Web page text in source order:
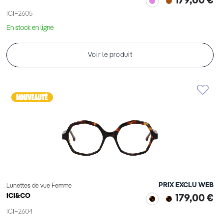
ICIF2605
En stock en ligne
Voir le produit
Lunettes de vue Femme
ICI&CO
ICIF2604
PRIX EXCLU WEB
179,00 €